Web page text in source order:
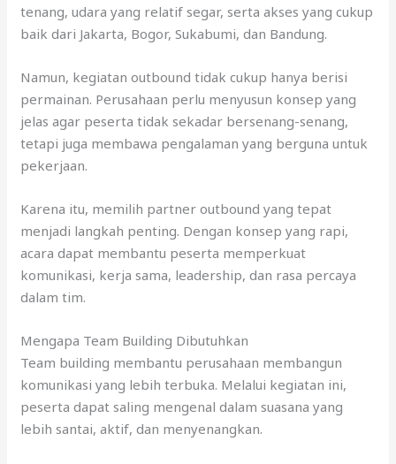
tenang, udara yang relatif segar, serta akses yang cukup
baik dari Jakarta, Bogor, Sukabumi, dan Bandung.
Namun, kegiatan outbound tidak cukup hanya berisi
permainan. Perusahaan perlu menyusun konsep yang
jelas agar peserta tidak sekadar bersenang-senang,
tetapi juga membawa pengalaman yang berguna untuk
pekerjaan.
Karena itu, memilih partner outbound yang tepat
menjadi langkah penting. Dengan konsep yang rapi,
acara dapat membantu peserta memperkuat
komunikasi, kerja sama, leadership, dan rasa percaya
dalam tim.
Mengapa Team Building Dibutuhkan
Team building membantu perusahaan membangun
komunikasi yang lebih terbuka. Melalui kegiatan ini,
peserta dapat saling mengenal dalam suasana yang
lebih santai, aktif, dan menyenangkan.